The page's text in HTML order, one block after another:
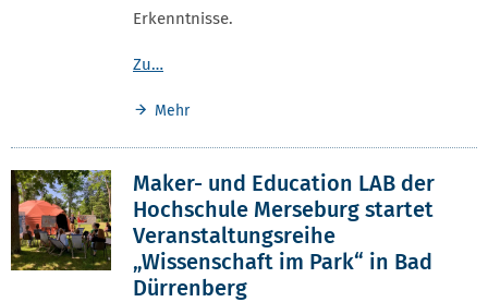
Erkenntnisse.
Zu…
Mehr
Maker- und Education LAB der
Hochschule Merseburg startet
Veranstaltungsreihe
„Wissenschaft im Park“ in Bad
Dürrenberg